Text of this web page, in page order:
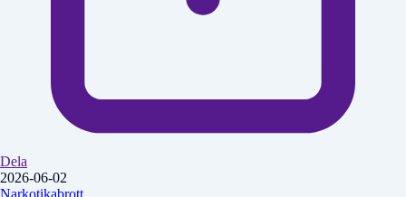
Dela
2026-06-02
Narkotikabrott